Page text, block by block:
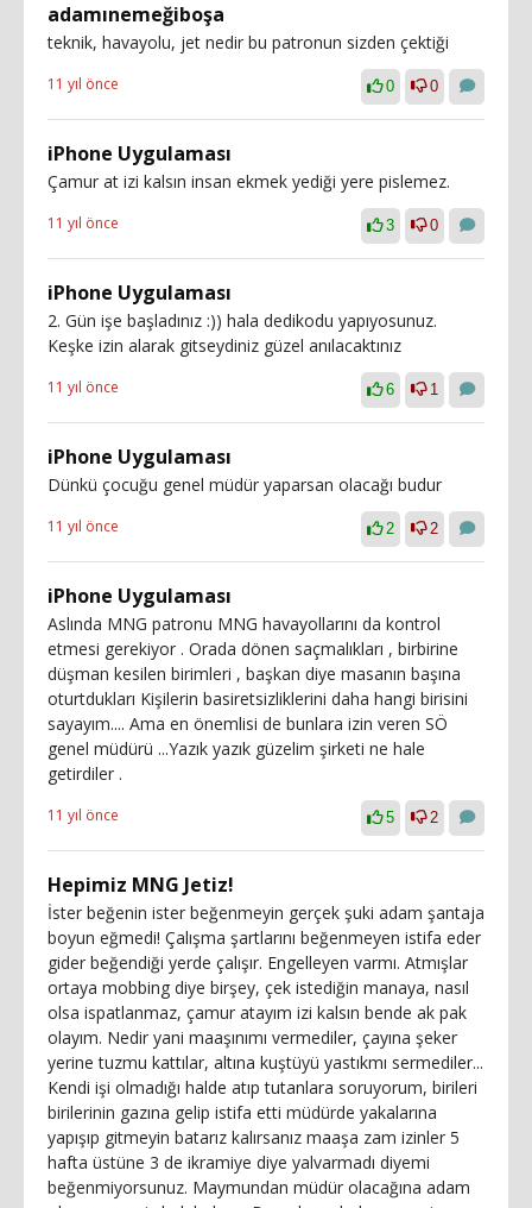
adamınemeğiboşa
teknik, havayolu, jet nedir bu patronun sizden çektiği
11 yıl önce 0 0
iPhone Uygulaması
Çamur at izi kalsın insan ekmek yediği yere pislemez.
11 yıl önce 3 0
iPhone Uygulaması
2. Gün işe başladınız :)) hala dedikodu yapıyosunuz.
Keşke izin alarak gitseydiniz güzel anılacaktınız
11 yıl önce 6 1
iPhone Uygulaması
Dünkü çocuğu genel müdür yaparsan olacağı budur
11 yıl önce 2 2
iPhone Uygulaması
Aslında MNG patronu MNG havayollarını da kontrol
etmesi gerekiyor . Orada dönen saçmalıkları , birbirine
düşman kesilen birimleri , başkan diye masanın başına
oturtdukları Kişilerin basiretsizliklerini daha hangi birisini
sayayım.... Ama en önemlisi de bunlara izin veren SÖ
genel müdürü ...Yazık yazık güzelim şirketi ne hale
getirdiler .
11 yıl önce 5 2
Hepimiz MNG Jetiz!
İster beğenin ister beğenmeyin gerçek şuki adam şantaja
boyun eğmedi! Çalışma şartlarını beğenmeyen istifa eder
gider beğendiği yerde çalışır. Engelleyen varmı. Atmışlar
ortaya mobbing diye birşey, çek istediğin manaya, nasıl
olsa ispatlanmaz, çamur atayım izi kalsın bende ak pak
olayım. Nedir yani maaşınımı vermediler, çayına şeker
yerine tuzmu kattılar, altına kuştüyü yastıkmı sermediler...
Kendi işi olmadığı halde atıp tutanlara soruyorum, birileri
birilerinin gazına gelip istifa etti müdürde yakalarına
yapışıp gitmeyin batarız kalırsanız maaşa zam izinler 5
hafta üstüne 3 de ikramiye diye yalvarmadı diyemi
beğenmiyorsunuz. Maymundan müdür olacağına adam